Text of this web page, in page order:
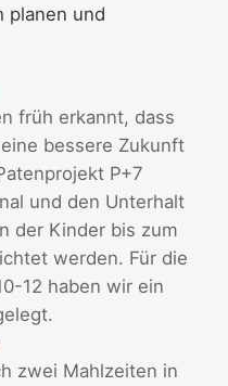
planen und
früh erkannt, dass
bessere Zukunft
P+7
und den Unterhalt
der Kinder bis zum
werden. Für die
12 haben wir ein
zwei Mahlzeiten in